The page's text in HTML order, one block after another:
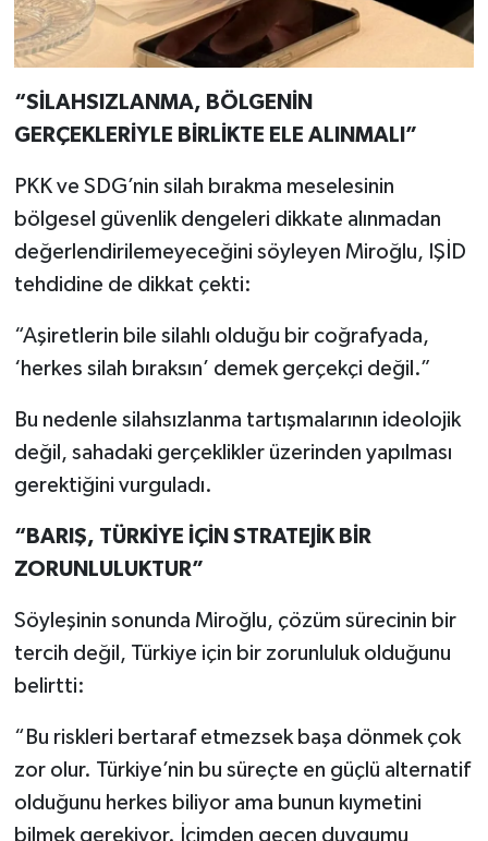
“SİLAHSIZLANMA, BÖLGENİN
GERÇEKLERİYLE BİRLİKTE ELE ALINMALI”
PKK ve SDG’nin silah bırakma meselesinin
bölgesel güvenlik dengeleri dikkate alınmadan
değerlendirilemeyeceğini söyleyen Miroğlu, IŞİD
tehdidine de dikkat çekti:
“Aşiretlerin bile silahlı olduğu bir coğrafyada,
‘herkes silah bıraksın’ demek gerçekçi değil.”
Bu nedenle silahsızlanma tartışmalarının ideolojik
değil, sahadaki gerçeklikler üzerinden yapılması
gerektiğini vurguladı.
“BARIŞ, TÜRKİYE İÇİN STRATEJİK BİR
ZORUNLULUKTUR”
Söyleşinin sonunda Miroğlu, çözüm sürecinin bir
tercih değil, Türkiye için bir zorunluluk olduğunu
belirtti:
“Bu riskleri bertaraf etmezsek başa dönmek çok
zor olur. Türkiye’nin bu süreçte en güçlü alternatif
olduğunu herkes biliyor ama bunun kıymetini
bilmek gerekiyor. İçimden geçen duygumu